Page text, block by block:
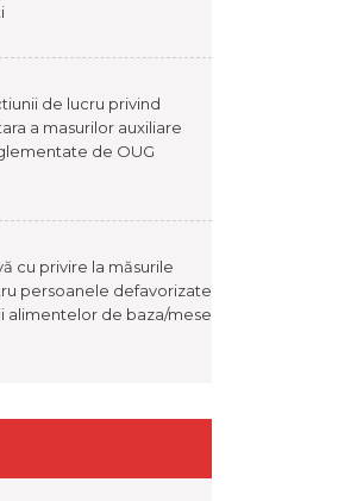
de lucru privind
a masurilor auxiliare
de OUG
cu privire la măsurile
persoanele defavorizate
alimentelor de baza/mese